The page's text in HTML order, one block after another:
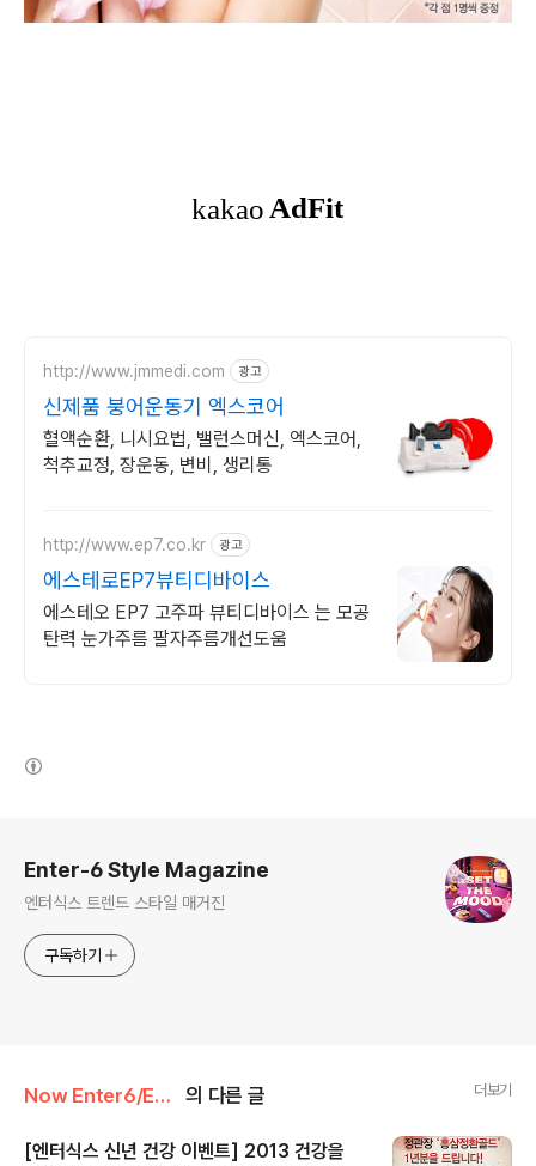
http://www.jmmedi.com 광고
신제품 붕어운동기 엑스코어
혈액순환, 니시요법, 밸런스머신, 엑스코어,
척추교정, 장운동, 변비, 생리통
http://www.ep7.co.kr 광고
에스테로EP7뷰티디바이스
에스테오 EP7 고주파 뷰티디바이스 는 모공
탄력 눈가주름 팔자주름개선도움
Enter-6 Style Magazine
엔터식스 트렌드 스타일 매거진
구독하기
Now Enter6/Enter6 Promotion 의 다른 글 더보기
[엔터식스 신년 건강 이벤트] 2013 건강을